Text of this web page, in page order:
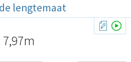
lengtemaat
7,97m